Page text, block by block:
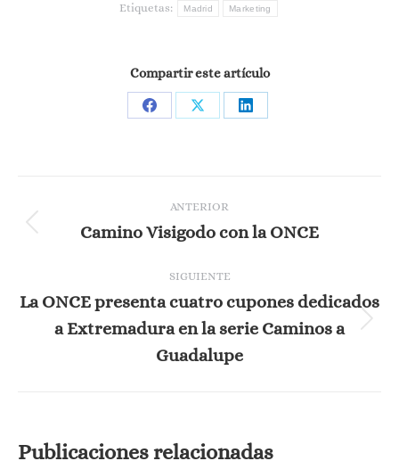
Etiquetas: Madrid Marketing
Compartir este artículo
Share
Share
Share
entre
publicaciones
ANTERIOR
Publicación
Camino Visigodo con la ONCE
SIGUIENTE
Publicación
siguiente:
La ONCE presenta cuatro cupones dedicados
a Extremadura en la serie Caminos a
Guadalupe
Publicaciones relacionadas